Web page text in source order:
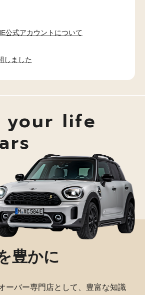
公式アカウントについて
しました
your life
豊かに
ーバー専門店として、豊富な知識